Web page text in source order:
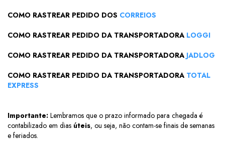
COMO RASTREAR PEDIDO DOS CORREIOS
COMO RASTREAR PEDIDO DA TRANSPORTADORA LOGGI
COMO RASTREAR PEDIDO DA TRANSPORTADORA JADLOG
COMO RASTREAR PEDIDO DA TRANSPORTADORA TOTAL
EXPRESS
Importante: Lembramos que o prazo informado para chegada é
contabilizado em dias úteis, ou seja, não contam-se finais de semanas
e feriados.